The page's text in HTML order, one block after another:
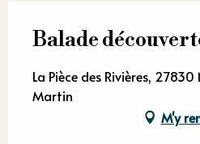
Balade
La Pièce des Rivières,
Martin
M'y